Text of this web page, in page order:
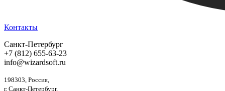
Контакты
Санкт-Петербург
+7 (812) 655-63-23
info@wizardsoft.ru
198303, Россия,
г. Санкт-Петербург,